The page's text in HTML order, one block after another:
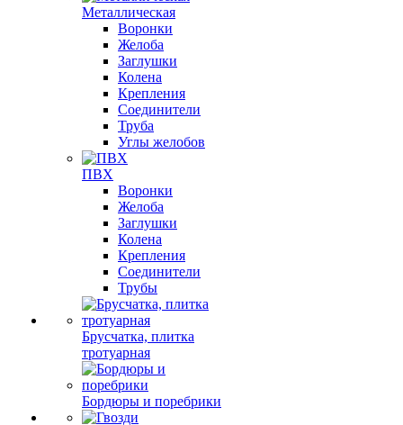
Металлическая
Воронки
Желоба
Заглушки
Колена
Крепления
Соединители
Труба
Углы желобов
ПВХ
Воронки
Желоба
Заглушки
Колена
Крепления
Соединители
Трубы
Брусчатка, плитка
тротуарная
Бордюры и поребрики